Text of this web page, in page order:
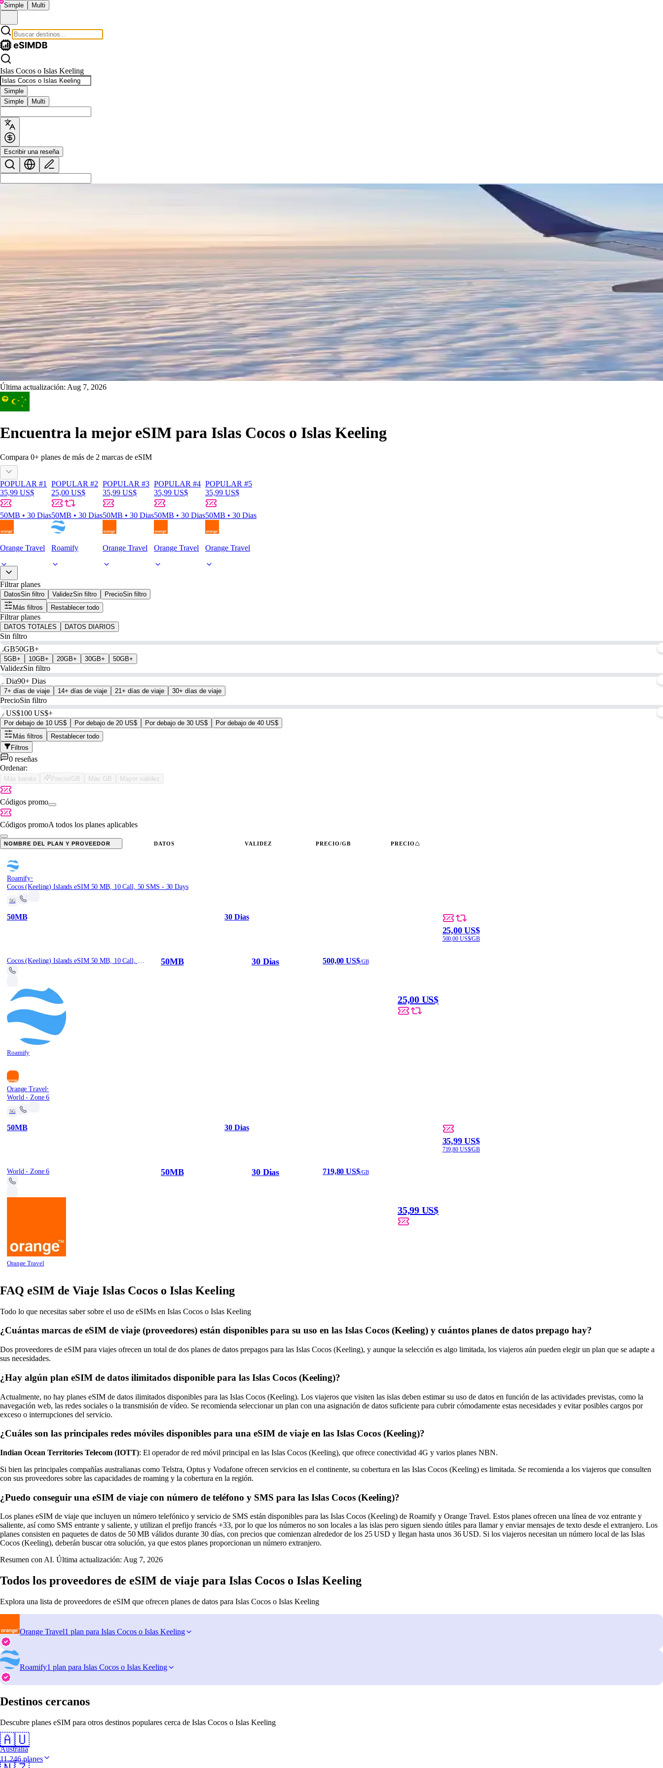
Simple Multi
Islas Cocos o Islas Keeling
Simple
Simple
Multi
Escribir una reseña
Última actualización: Aug 7, 2026
Encuentra la mejor eSIM para Islas Cocos o Islas Keeling
Compara 0+ planes de más de 2 marcas de eSIM
POPULAR #1
35,99 US$
50MB • 30 Dias
Orange Travel
POPULAR #2
25,00 US$
50MB • 30 Dias
Roamify
POPULAR #3
35,99 US$
50MB • 30 Dias
Orange Travel
POPULAR #4
35,99 US$
50MB • 30 Dias
Orange Travel
POPULAR #5
35,99 US$
50MB • 30 Dias
Orange Travel
Filtrar planes
DatosSin filtro ValidezSin filtro PrecioSin filtro
Más filtros
Restablecer todo
Filtrar planes
DATOS TOTALES DATOS DIARIOS
Sin filtro
0GB50GB+
5GB+ 10GB+ 20GB+ 30GB+ 50GB+
ValidezSin filtro
1 Dia90+ Dias
7+ días de viaje 14+ días de viaje 21+ días de viaje 30+ días de viaje
PrecioSin filtro
0 US$100 US$+
Por debajo de 10 US$ Por debajo de 20 US$ Por debajo de 30 US$
Por debajo de 40 US$
Más filtros
Restablecer todo
Filtros
0 reseñas
Ordenar:
Más barato Precio/GB Más GB Mayor validez
Códigos promo
Códigos promoA todos los planes aplicables
NOMBRE DEL PLAN Y PROVEEDOR DATOS VALIDEZ PRECIO/GB PRECIO
Roamify·
Cocos (Keeling) Islands eSIM 50 MB, 10 Call, 50 SMS - 30 Days
5G
50MB 30 Dias
25,00 US$
500,00 US$/GB
Roamify
50MB 30 Dias 500,00 US$/GB
25,00 US$
Orange Travel·
World - Zone 6
5G
50MB 30 Dias
35,99 US$
719,80 US$/GB
World - Zone 6
Orange Travel
50MB 30 Dias 719,80 US$/GB
35,99 US$
FAQ eSIM de Viaje Islas Cocos o Islas Keeling
Todo lo que necesitas saber sobre el uso de eSIMs en Islas Cocos o Islas Keeling
¿Cuántas marcas de eSIM de viaje (proveedores) están disponibles para su uso en las Islas Cocos (Keeling) y cuántos planes de datos prepago hay?
Dos proveedores de eSIM para viajes ofrecen un total de dos planes de datos prepagos para las Islas Cocos (Keeling), y aunque la selección es algo limitada, los viajeros aún pueden elegir un plan que se adapte a
sus necesidades.
¿Hay algún plan eSIM de datos ilimitados disponible para las Islas Cocos (Keeling)?
Actualmente, no hay planes eSIM de datos ilimitados disponibles para las Islas Cocos (Keeling). Los viajeros que visiten las islas deben estimar su uso de datos en función de las actividades previstas, como la
navegación web, las redes sociales o la transmisión de vídeo. Se recomienda seleccionar un plan con una asignación de datos suficiente para cubrir cómodamente estas necesidades y evitar posibles cargos por
exceso o interrupciones del servicio.
¿Cuáles son las principales redes móviles disponibles para una eSIM de viaje en las Islas Cocos (Keeling)?
Indian Ocean Territories Telecom (IOTT): El operador de red móvil principal en las Islas Cocos (Keeling), que ofrece conectividad 4G y varios planes NBN.
Si bien las principales compañías australianas como Telstra, Optus y Vodafone ofrecen servicios en el continente, su cobertura en las Islas Cocos (Keeling) es limitada. Se recomienda a los viajeros que consulten
con sus proveedores sobre las capacidades de roaming y la cobertura en la región.
¿Puedo conseguir una eSIM de viaje con número de teléfono y SMS para las Islas Cocos (Keeling)?
Los planes eSIM de viaje que incluyen un número telefónico y servicio de SMS están disponibles para las Islas Cocos (Keeling) de Roamify y Orange Travel. Estos planes ofrecen una línea de voz entrante y
saliente, así como SMS entrante y saliente, y utilizan el prefijo francés +33, por lo que los números no son locales a las islas pero siguen siendo útiles para llamar y enviar mensajes de texto desde el extranjero. Los
planes consisten en paquetes de datos de 50 MB válidos durante 30 días, con precios que comienzan alrededor de los 25 USD y llegan hasta unos 36 USD. Si los viajeros necesitan un número local de las Islas
Cocos (Keeling), deberán buscar otra solución, ya que estos planes proporcionan un número extranjero.
Resumen con AI. Última actualización: Aug 7, 2026
Todos los proveedores de eSIM de viaje para Islas Cocos o Islas Keeling
Explora una lista de proveedores de eSIM que ofrecen planes de datos para Islas Cocos o Islas Keeling
Orange Travel1 plan para Islas Cocos o Islas Keeling
Roamify1 plan para Islas Cocos o Islas Keeling
Destinos cercanos
Descubre planes eSIM para otros destinos populares cerca de Islas Cocos o Islas Keeling
🇦🇺
Australia
11.246 planes